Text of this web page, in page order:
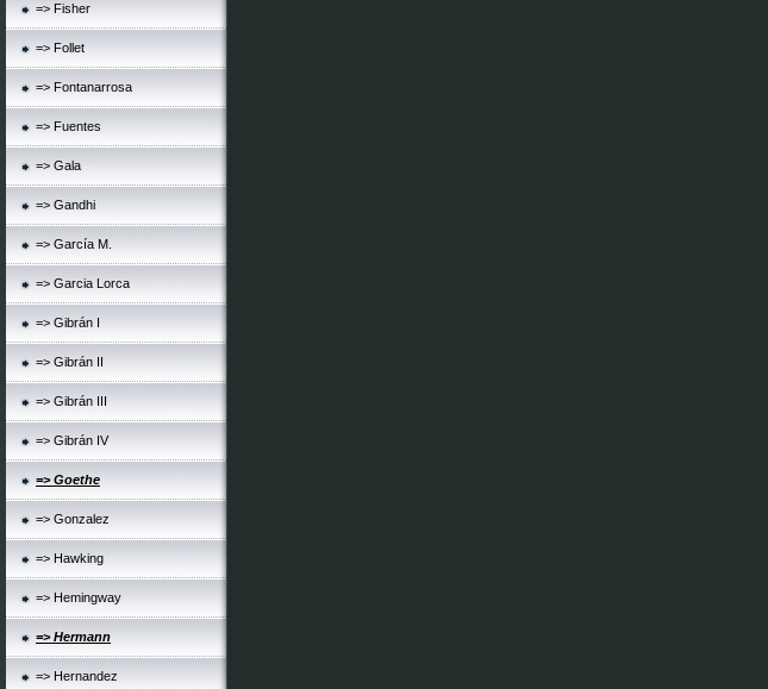
=> Fisher
=> Follet
=> Fontanarrosa
=> Fuentes
=> Gala
=> Gandhi
=> García M.
=> Garcia Lorca
=> Gibrán I
=> Gibrán II
=> Gibrán III
=> Gibrán IV
=> Goethe
=> Gonzalez
=> Hawking
=> Hemingway
=> Hermann
=> Hernandez